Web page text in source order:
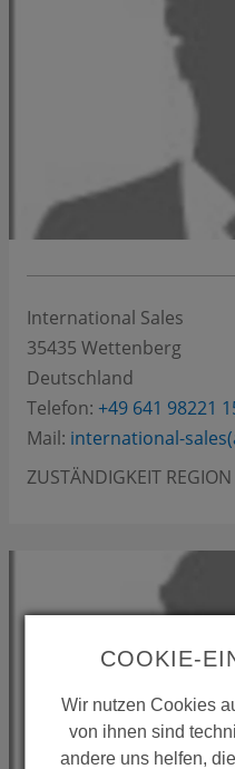
International Sales
35435 Wettenberg
Deutschland
Telefon: +49 641 98221
Mail: international-
ZUSTÄNDIGKEIT REGION
COOKIE-
Wir nutzen Cookies
von ihnen sind
andere uns helfen,